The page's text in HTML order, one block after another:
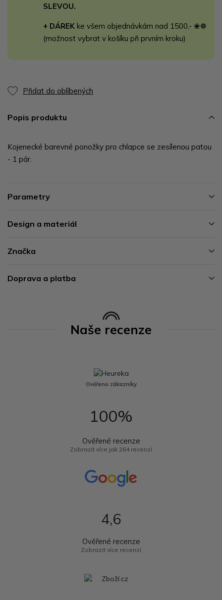
SLEVOU.
+ DÁREK ke všem objednávkám nad 1500,- ❀❁
(možnost vybrat v košíku při prvním kroku)
Přidat do oblíbených
Popis produktu
Kojenecké barevné ponožky pro chlapce se zesílenou patou
- 1 pár.
Parametry
Design a materiál
Značka
Doprava a platba
Naše recenze
Ověřeno zákazníky
100%
Ověřené recenze
Zobrazit více jak 264 recenzí
4,6
Ověřené recenze
Zobrazit více recenzí